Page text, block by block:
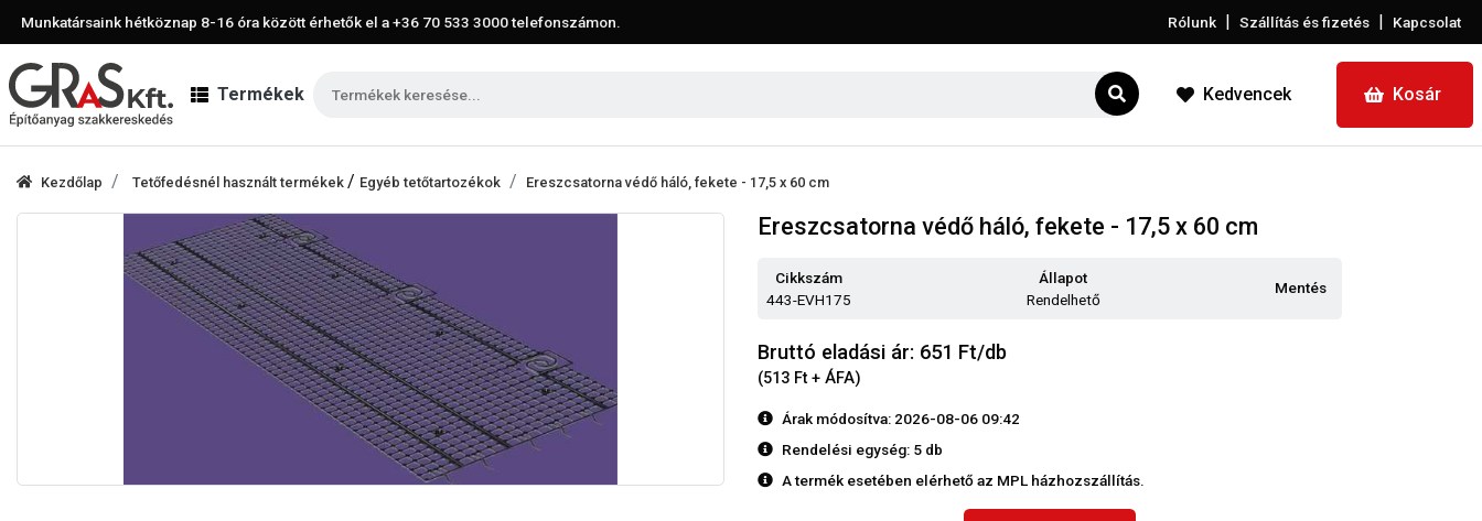
Munkatársaink hétköznap 8-16 óra között érhetők el a+36 70 533 3000telefonszámon. Rólunk | Szállítás és fizetés | Kapcsolat
Termékek Kedvencek Kosár
Kezdőlap Tetőfedésnél használt termékek / Egyéb tetőtartozékok Ereszcsatorna védő háló, fekete - 17,5 x 60 cm
Ereszcsatorna védő háló, fekete - 17,5 x 60 cm
Cikkszám
443-EVH175
Állapot
Rendelhető
Mentés
Bruttó eladási ár: 651 Ft/db
(513 Ft + ÁFA)
Árak módosítva: 2026-08-06 09:42
Rendelési egység: 5 db
A termék esetében elérhető az MPL házhozszállítás.